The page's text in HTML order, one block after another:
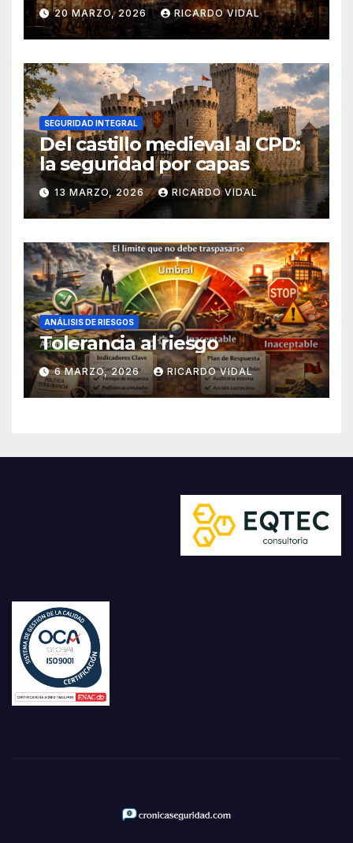
20 MARZO, 2026 RICARDO VIDAL
SEGURIDAD INTEGRAL
Del castillo medieval al CPD:
la seguridad por capas
13 MARZO, 2026 RICARDO VIDAL
ANÁLISIS DE RIESGOS
Tolerancia al riesgo
6 MARZO, 2026 RICARDO VIDAL